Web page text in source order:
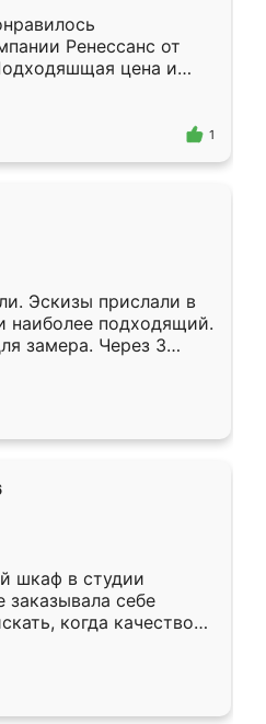
Ренессанс от
цена и
Приехавший
Владислав
эскизу самый
1
Эскизы прислали в
наиболее подходящий.
замера. Через 3
готова. Остались
Ренессанс
работу!
шкаф в студии
заказывала себе
когда качеством
кухня уже почти